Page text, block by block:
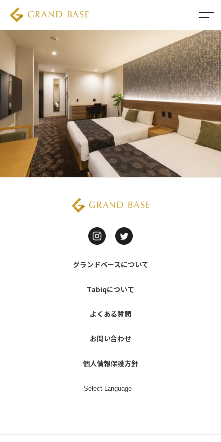
グランドベースについて
Tabiqについて
よくある質問
お問い合わせ
個人情報保護方針